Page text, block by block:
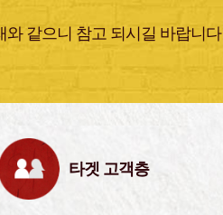
와 같으니 참고 되시길 바랍니다.
타겟 고객층